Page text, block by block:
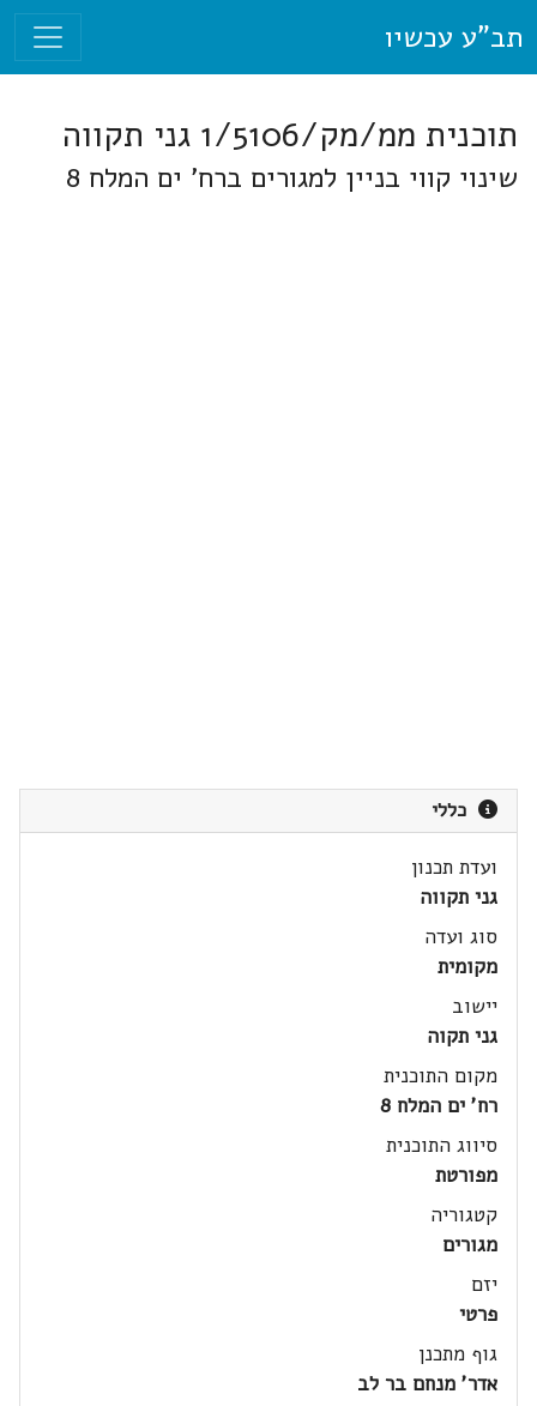
תב"ע עכשיו
תוכנית ממ/מק/1/5106 גני תקווה
שינוי קווי בניין למגורים ברח' ים המלח 8
כללי
ועדת תכנון
גני תקווה
סוג ועדה
מקומית
יישוב
גני תקוה
מקום התוכנית
רח' ים המלח 8
סיווג התוכנית
מפורטת
קטגוריה
מגורים
יזם
פרטי
גוף מתכנן
אדר' מנחם בר לב